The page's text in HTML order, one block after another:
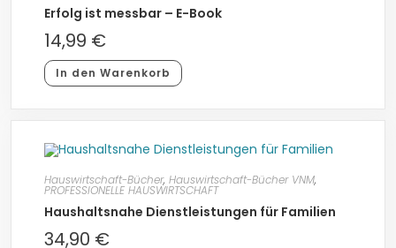
Erfolg ist messbar – E-Book
14,99 €
In den Warenkorb
Hauswirtschaft-Bücher, Hauswirtschaft-Bücher VNM,
PROFESSIONELLE HAUSWIRTSCHAFT
Haushaltsnahe Dienstleistungen für Familien
34,90 €